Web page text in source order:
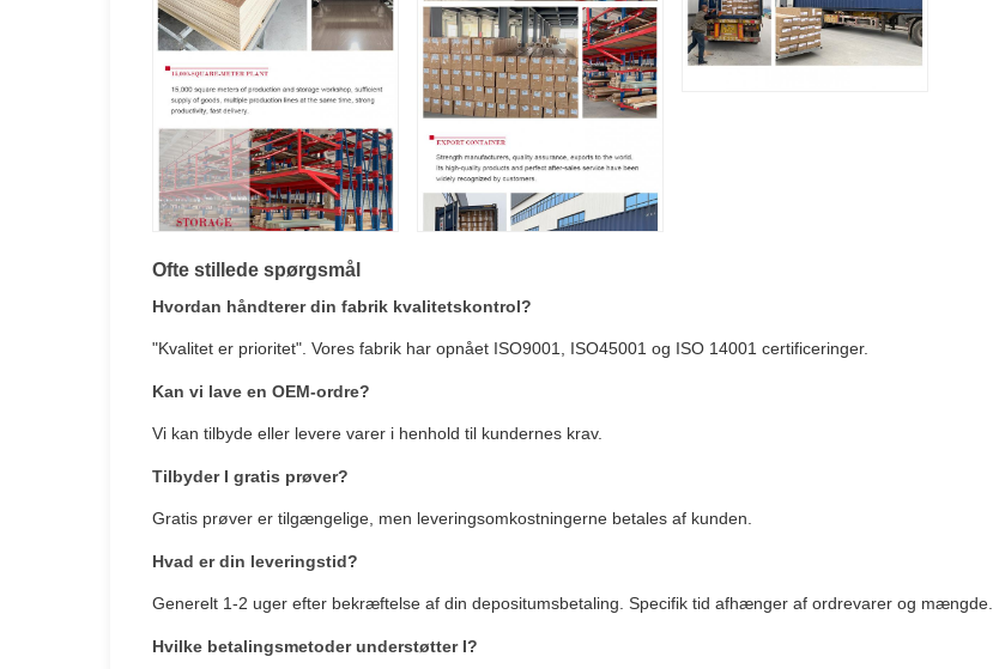
Ofte stillede spørgsmål
Hvordan håndterer din fabrik kvalitetskontrol?
"Kvalitet er prioritet". Vores fabrik har opnået ISO9001, ISO45001 og ISO 14001 certificeringer.
Kan vi lave en OEM-ordre?
Vi kan tilbyde eller levere varer i henhold til kundernes krav.
Tilbyder I gratis prøver?
Gratis prøver er tilgængelige, men leveringsomkostningerne betales af kunden.
Hvad er din leveringstid?
Generelt 1-2 uger efter bekræftelse af din depositumsbetaling. Specifik tid afhænger af ordrevarer og mængde.
Hvilke betalingsmetoder understøtter I?